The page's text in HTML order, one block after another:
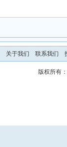
关于我们 联系我们
版权所有：